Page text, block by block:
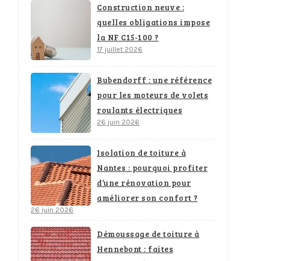
Construction neuve :
quelles obligations impose
la NF C15-100 ?
17 juillet 2026
Bubendorff : une référence
pour les moteurs de volets
roulants électriques
26 juin 2026
Isolation de toiture à
Nantes : pourquoi profiter
d’une rénovation pour
améliorer son confort ?
26 juin 2026
Démoussage de toiture à
Hennebont : faites